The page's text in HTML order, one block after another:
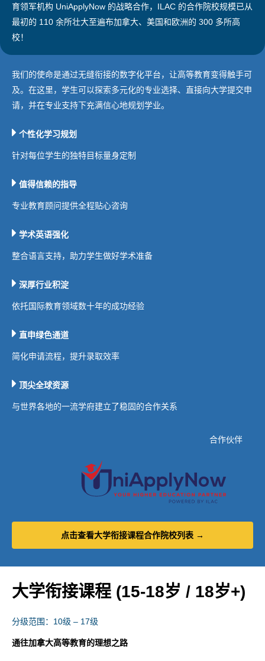
育领军机构 UniApplyNow 的战略合作，ILAC 的合作院校规模已从
最初的 110 余所壮大至遍布加拿大、美国和欧洲的 300 多所高
校！
我们的使命是通过无缝衔接的数字化平台，让高等教育变得触手可
及。在这里，学生可以探索多元化的专业选择、直接向大学提交申
请，并在专业支持下充满信心地规划学业。
个性化学习规划
针对每位学生的独特目标量身定制
值得信赖的指导
专业教育顾问提供全程贴心咨询
学术英语强化
整合语言支持，助力学生做好学术准备
深厚行业积淀
依托国际教育领域数十年的成功经验
直申绿色通道
简化申请流程，提升录取效率
顶尖全球资源
与世界各地的一流学府建立了稳固的合作关系
合作伙伴
点击查看大学衔接课程合作院校列表 →
大学衔接课程 (15-18岁 / 18岁+)
分级范围：10级 – 17级
通往加拿大高等教育的理想之路